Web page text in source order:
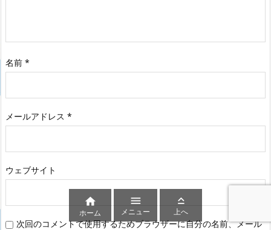
名前 *
メールアドレス *
ウェブサイト
次回のコメントで使用するためブラウザーに自分の名前、メール

ホーム

メニュー

上へ